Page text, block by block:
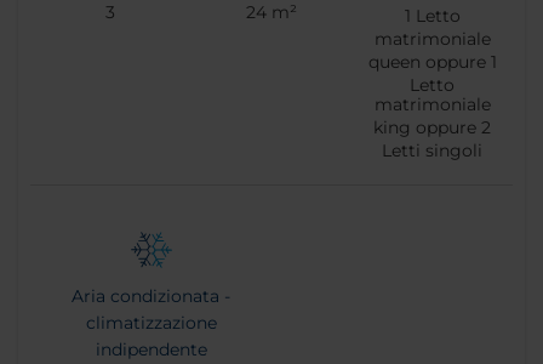
3 24 m² 1 Letto
matrimoniale
queen oppure 1
Letto
matrimoniale
king oppure2
Letti singoli
Aria condizionata -
climatizzazione
indipendente